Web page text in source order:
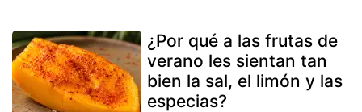
¿Por qué a las frutas de
verano les sientan tan
bien la sal, el limón y las
especias?